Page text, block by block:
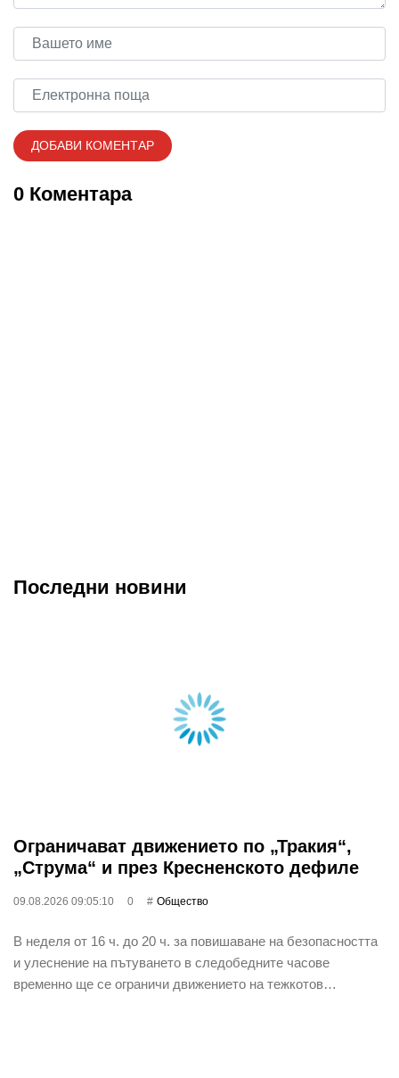
0 Коментара
Последни новини
Ограничават движението по „Тракия“,
„Струма“ и през Кресненското дефиле
09.08.2026 09:05:10 0 Общество
В неделя от 16 ч. до 20 ч. за повишаване на безопасността
и улеснение на пътуването в следобедните часове
временно ще се ограничи движението на тежкотов…